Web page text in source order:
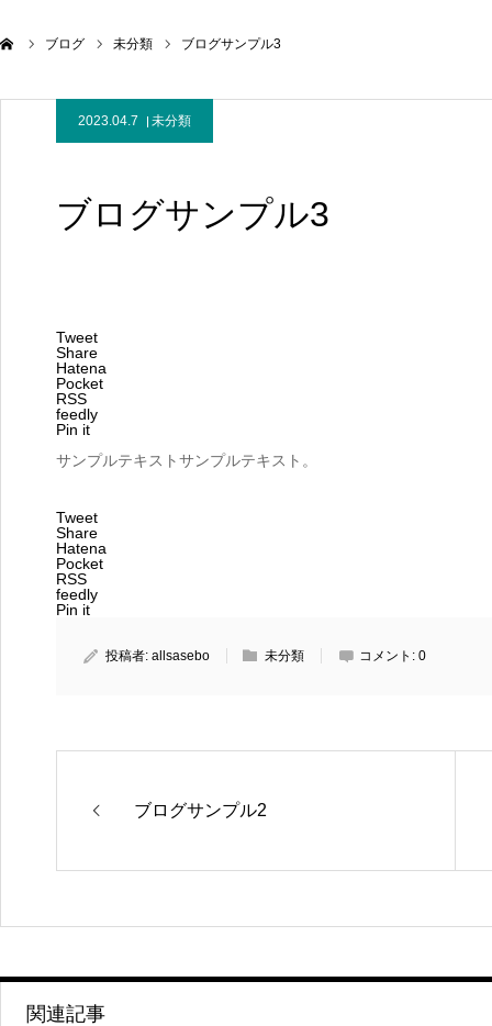
ブログ 未分類 ブログサンプル3
2023.04.7 未分類
ブログサンプル3
Tweet
Share
Hatena
Pocket
RSS
feedly
Pin it
サンプルテキストサンプルテキスト。
Tweet
Share
Hatena
Pocket
RSS
feedly
Pin it
投稿者: allsasebo 未分類 コメント: 0
ブログサンプル2
関連記事